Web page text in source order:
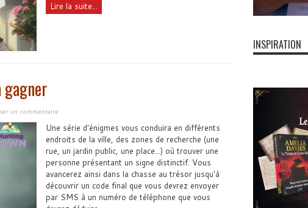
Lire la suite...
un commentaire
Une série d'énigmes vous conduira en différents
endroits de la ville, des zones de recherche (une
rue, un jardin public, une place...) où trouver une
personne présentant un signe distinctif. Vous
avancerez ainsi dans la chasse au trésor jusqu'à
découvrir un code final que vous devrez envoyer
par SMS à un numéro de téléphone que vous
INSPIRATION